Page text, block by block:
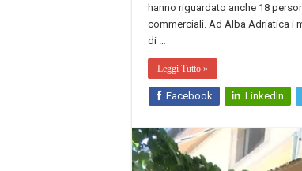
hanno riguardato anche 18
commerciali. Ad Alba Adriatica i
di …
Leggi Tutto »
Facebook LinkedIn